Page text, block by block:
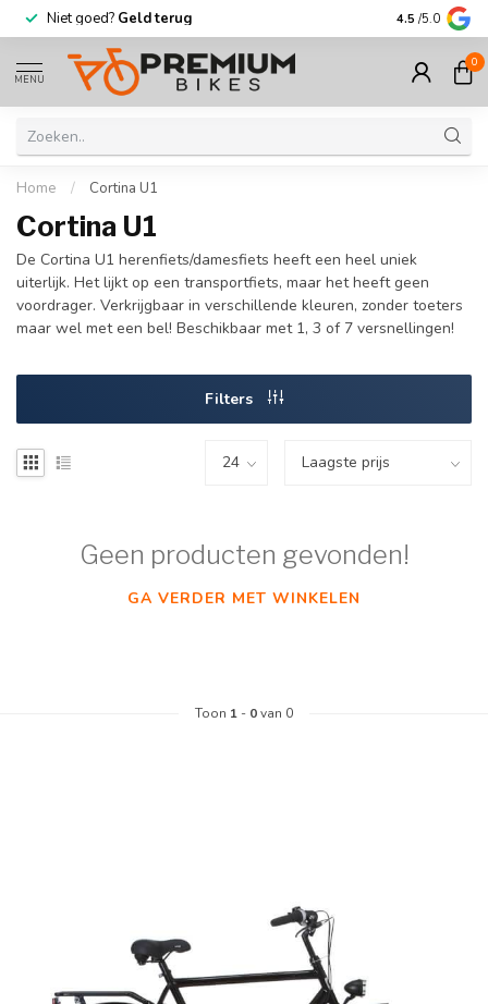
Niet goed? Geld terug Meer dan
4.5 /5.0
MENU
0
Home / Cortina U1
Cortina U1
De Cortina U1 herenfiets/damesfiets heeft een heel uniek
uiterlijk. Het lijkt op een transportfiets, maar het heeft geen
voordrager. Verkrijgbaar in verschillende kleuren, zonder toeters
maar wel met een bel! Beschikbaar met 1, 3 of 7 versnellingen!
Filters
Geen producten gevonden!
GA VERDER MET WINKELEN
Toon 1 - 0van 0